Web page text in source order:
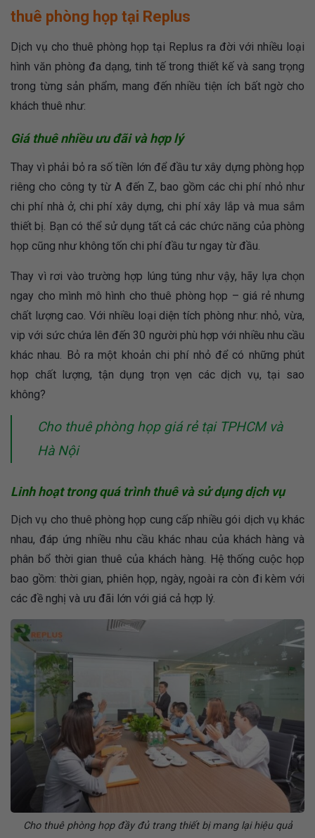
thuê phòng họp tại Replus
Dịch vụ cho thuê phòng họp tại Replus ra đời với nhiều loại
hình văn phòng đa dạng, tinh tế trong thiết kế và sang trọng
trong từng sản phẩm, mang đến nhiều tiện ích bất ngờ cho
khách thuê như:
Giá thuê nhiều ưu đãi và hợp lý
Thay vì phải bỏ ra số tiền lớn để đầu tư xây dựng phòng họp
riêng cho công ty từ A đến Z, bao gồm các chi phí nhỏ như
chi phí nhà ở, chi phí xây dựng, chi phí xây lắp và mua sắm
thiết bị. Bạn có thể sử dụng tất cả các chức năng của phòng
họp cũng như không tốn chi phí đầu tư ngay từ đầu.
Thay vì rơi vào trường hợp lúng túng như vậy, hãy lựa chọn
ngay cho mình mô hình cho thuê phòng họp – giá rẻ nhưng
chất lượng cao. Với nhiều loại diện tích phòng như: nhỏ, vừa,
vip với sức chứa lên đến 30 người phù hợp với nhiều nhu cầu
khác nhau. Bỏ ra một khoản chi phí nhỏ để có những phút
họp chất lượng, tận dụng trọn vẹn các dịch vụ, tại sao
không?
Cho thuê phòng họp giá rẻ tại TPHCM và
Hà Nội
Linh hoạt trong quá trình thuê và sử dụng dịch vụ
Dịch vụ cho thuê phòng họp cung cấp nhiều gói dịch vụ khác
nhau, đáp ứng nhiều nhu cầu khác nhau của khách hàng và
phân bổ thời gian thuê của khách hàng. Hệ thống cuộc họp
bao gồm: thời gian, phiên họp, ngày, ngoài ra còn đi kèm với
các đề nghị và ưu đãi lớn với giá cả hợp lý.
Cho thuê phòng họp đầy đủ trang thiết bị mang lại hiệu quả